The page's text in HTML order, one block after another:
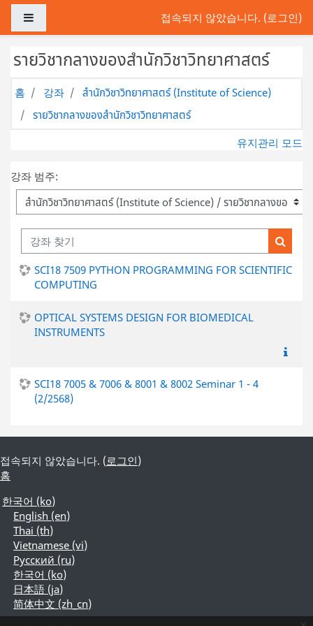
메인 콘텐츠로 건너뛰기
접속되지 않았습니다. (로그인)
รายวิชากลางของสำนักวิชาวิทยาศาสตร์
홈 강좌
สำนักวิชาวิทยาศาสตร์ (Institute of Science)
รายวิชากลางของสำนักวิชาวิทยาศาสตร์
유지관리 모드
강좌 범주:
강좌 찾기
강좌
SCI18 7509 PYTHON PROGRAMMING FOR SCIENTIFIC
COMPUTING
OPTICAL SYSTEMS DESIGN FOR BIOMEDICAL
INSTRUMENTS
SCI18 7005 & 7006 & 8001 & 8002 Seminar 1 - 4
(2/2568)
접속되지 않았습니다. (로그인)
홈
한국어 ‎(ko)‎
English ‎(en)‎
Thai ‎(th)‎
Vietnamese ‎(vi)‎
Русский ‎(ru)‎
한국어 ‎(ko)‎
日本語 ‎(ja)‎
简体中文 ‎(zh_cn)‎